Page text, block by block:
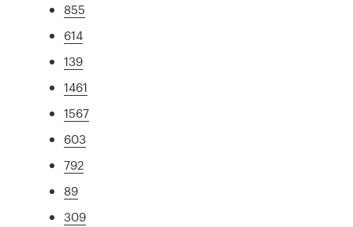
855
614
139
1461
1567
603
792
89
309